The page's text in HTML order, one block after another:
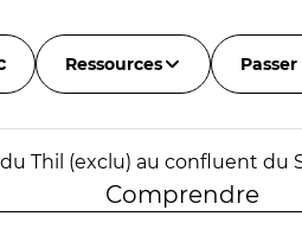
Ressources
Thil (exclu) au confluent du
Comprendre